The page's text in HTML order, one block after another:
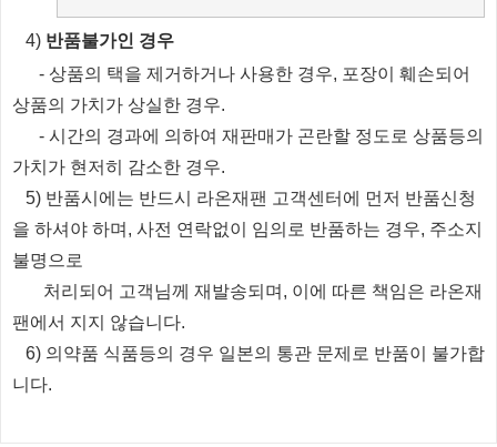
​4) 반품불가인 경우
- 상품의 택을 제거하거나 사용한 경우, 포장이 훼손되어
상품의 가치가 상실한 경우.
- 시간의 경과에 의하여 재판매가 곤란할 정도로 상품등의
가치가 현저히 감소한 경우.
5) 반품시에는 반드시 라온재팬 고객센터에 먼저 반품신청
을 하셔야 하며, 사전 연락없이 임의로 반품하는 경우, 주소지
불명으로
처리되 어 고객님께 재발송되며, 이에 따른 책임은 라온재
팬에서 지지 않습니다.
6) 의약품 식품등의 경우 일본의 통관 문제로 반품이 불가합
니다.